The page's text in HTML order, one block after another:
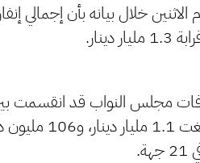
الاثنين خلال بيانه بأن إجمالي
مجلس النواب قد انقسمت
أن مصروفات